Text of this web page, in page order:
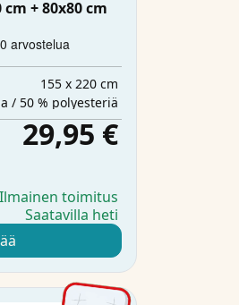
+ 80x80 cm
155 x 220 cm
/ 50 % polyesteriä
29,95 €
Ilmainen toimitus
Saatavilla heti